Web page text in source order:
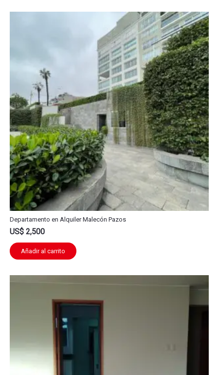
Departamento en Alquiler Malecón Pazos
US$ 2,500
Añadir al carrito